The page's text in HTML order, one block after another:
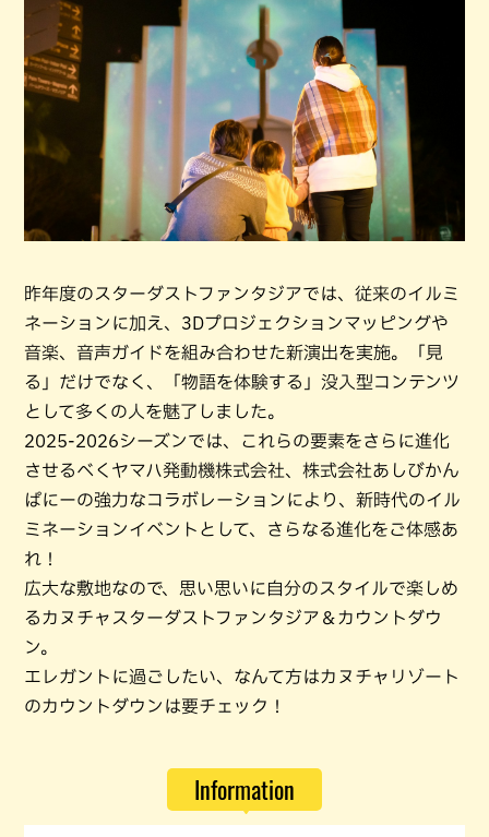
昨年度のスターダストファンタジアでは、従来のイルミ
ネーションに加え、3Dプロジェクションマッピングや
音楽、音声ガイドを組み合わせた新演出を実施。「見
る」だけでなく、「物語を体験する」没入型コンテンツ
として多くの人を魅了しました。
2025-2026シーズンでは、これらの要素をさらに進化
させるべくヤマハ発動機株式会社、株式会社あしびかん
ぱにーの強力なコラボレーションにより、新時代のイル
ミネーションイベントとして、さらなる進化をご体感あ
れ！
広大な敷地なので、思い思いに自分のスタイルで楽しめ
るカヌチャスターダストファンタジア＆カウントダウ
ン。
エレガントに過ごしたい、なんて方はカヌチャリゾート
のカウントダウンは要チェック！
Information